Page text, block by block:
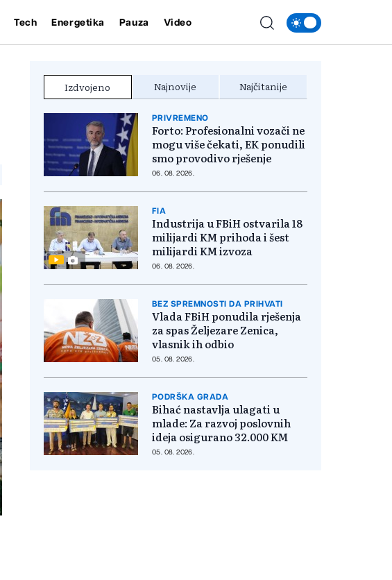
Tech Energetika Pauza Video
Izdvojeno Najnovije Najčitanije
PRIVREMENO
Forto: Profesionalni vozači ne
mogu više čekati, EK ponudili
smo provodivo rješenje
06. 08. 2026.
FIA
Industrija u FBiH ostvarila 18
milijardi KM prihoda i šest
milijardi KM izvoza
06. 08. 2026.
BEZ SPREMNOSTI DA PRIHVATI
Vlada FBiH ponudila rješenja
za spas Željezare Zenica,
vlasnik ih odbio
05. 08. 2026.
PODRŠKA GRADA
Bihać nastavlja ulagati u
mlade: Za razvoj poslovnih
ideja osigurano 32.000 KM
05. 08. 2026.